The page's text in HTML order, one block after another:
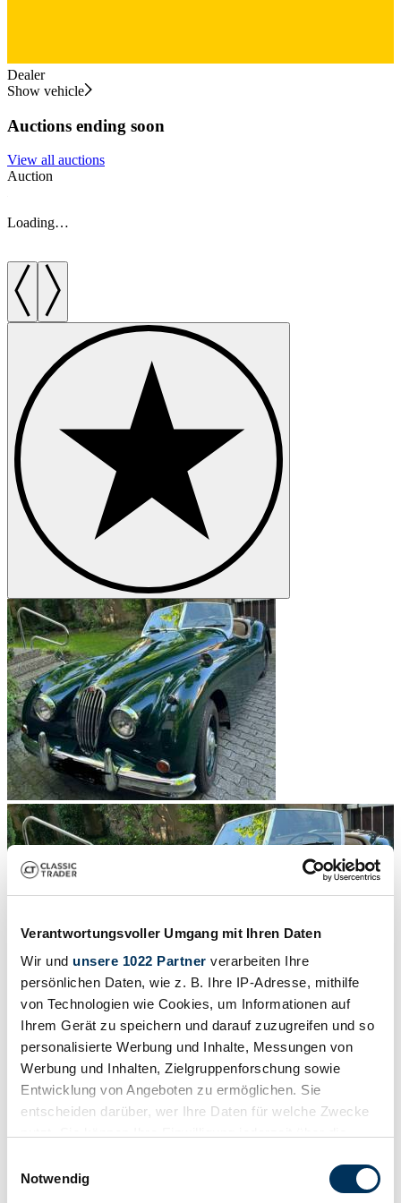
Verantwortungsvoller Umgang mit Ihren Daten
Wir und unsere 1022 Partner verarbeiten Ihre
persönlichen Daten, wie z. B. Ihre IP-Adresse, mithilfe
von Technologien wie Cookies, um Informationen auf
Ihrem Gerät zu speichern und darauf zuzugreifen und so
personalisierte Werbung und Inhalte, Messungen von
Werbung und Inhalten, Zielgruppenforschung sowie
Entwicklung von Angeboten zu ermöglichen. Sie
entscheiden darüber, wer Ihre Daten für welche Zwecke
Trigger Symbol ändern oder widerrufen
Notwendig
Dealer
Show vehicle
Auctions ending soon
View all auctions
Auction
Loading…
/8
1956 | Jaguar XK 140 OTS
Jaguar XK140 | 1956 | Route 66 Auctions - For sale by auction.
Estimate 41500 EUR